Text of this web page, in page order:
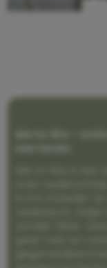
Me to We –